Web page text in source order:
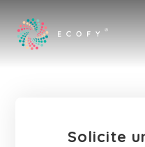
Solicite